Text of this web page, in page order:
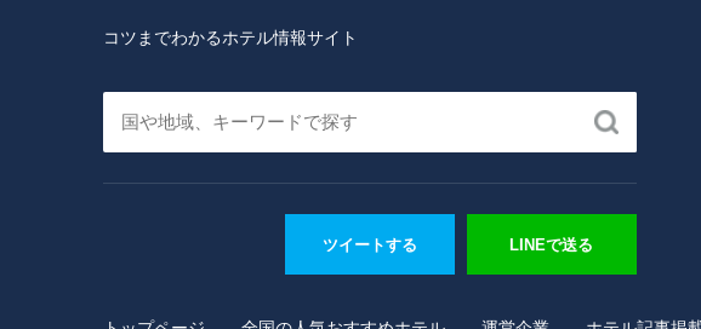
コツまでわかるホテル情報サイト
ツイートする LINEで送る